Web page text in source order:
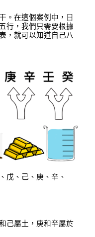
。 在這個案例中，日
行 ， 我們只需要根據
，就可以知道自己八
、 戊 、 己 、 庚 、 辛 、
己屬土 ， 庚和辛屬於